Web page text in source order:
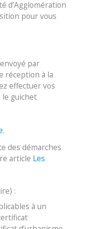
d’Agglomération
pour vous
par
réception à la
effectuer vos
le guichet
.
des démarches
article Les
:
à un